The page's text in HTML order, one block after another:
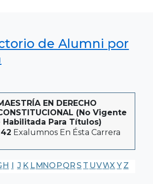
de Alumni por
EN DERECHO
(No Vigente
Habilitada Para Títulos)
Exalumnos En Ésta Carrera
H I J K LMNO PQR S T UVWX Y Z